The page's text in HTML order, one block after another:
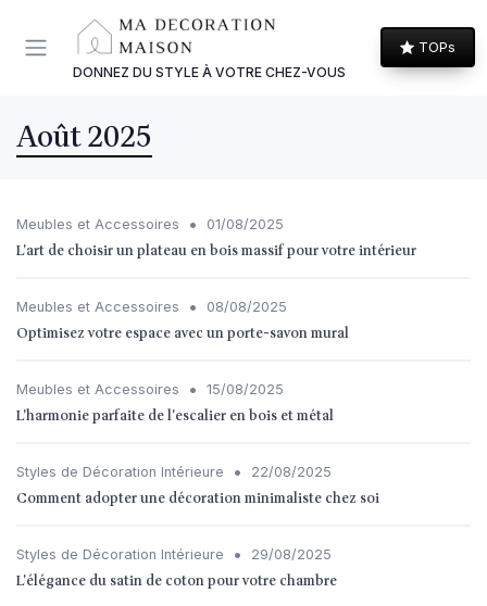
DONNEZ DU STYLE À VOTRE CHEZ-VOUS
TOPs
Août 2025
Meubles et Accessoires • 01/08/2025
L'art de choisir un plateau en bois massif pour votre intérieur
Meubles et Accessoires • 08/08/2025
Optimisez votre espace avec un porte-savon mural
Meubles et Accessoires • 15/08/2025
L'harmonie parfaite de l'escalier en bois et métal
Styles de Décoration Intérieure • 22/08/2025
Comment adopter une décoration minimaliste chez soi
Styles de Décoration Intérieure • 29/08/2025
L'élégance du satin de coton pour votre chambre
Panneau de gestion des cookies